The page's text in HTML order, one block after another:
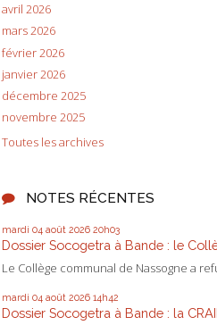
avril 2026
mars 2026
février 2026
janvier 2026
décembre 2025
novembre 2025
Toutes les archives
NOTES RÉCENTES
mardi 04 août 2026 20h03
Dossier Socogetra à Bande : le
Le Collège communal de Nassogne a
mardi 04 août 2026 14h42
Dossier Socogetra à Bande : la